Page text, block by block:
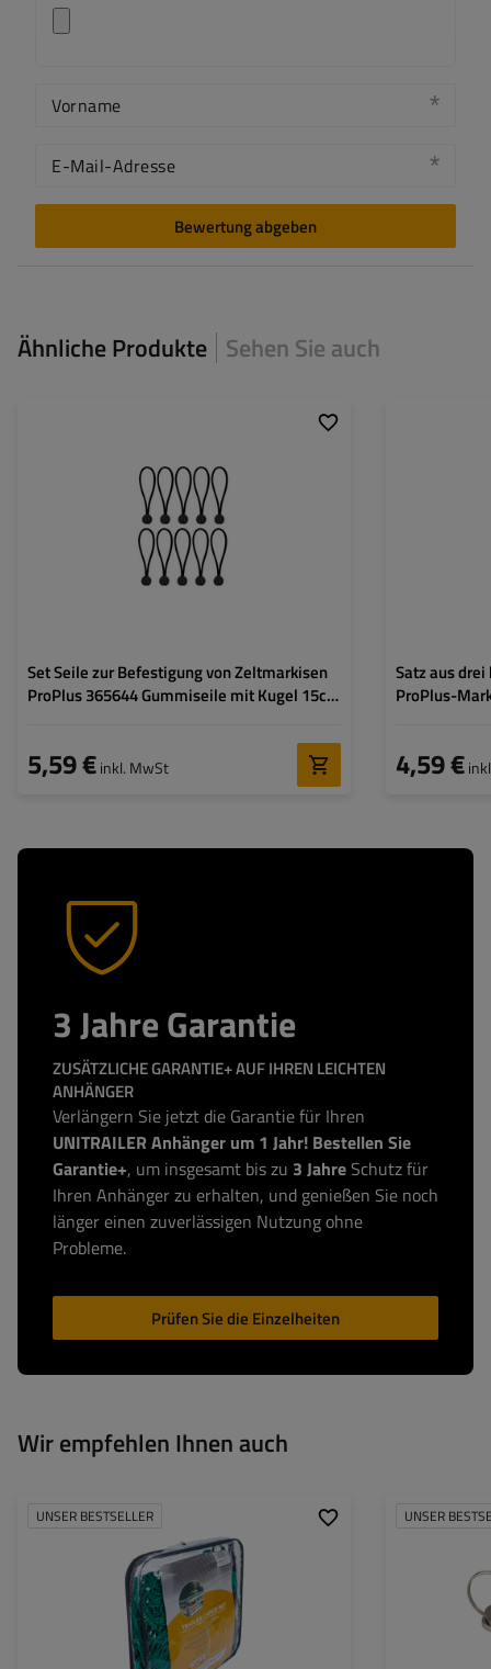
Vorname
E-Mail-Adresse
Bewertung abgeben
Ähnliche Produkte Sehen Sie auch
Set Seile zur Befestigung von Zeltmarkisen
ProPlus 365644 Gummiseile mit Kugel 15cm
5,59 €inkl. MwSt
Satz aus
ProPlus-
4,59 €
3 Jahre Garantie
ZUSÄTZLICHE GARANTIE+ AUF IHREN LEICHTEN
ANHÄNGER
Verlängern Sie jetzt die Garantie für Ihren
UNITRAILER Anhänger um 1 Jahr! Bestellen Sie
Garantie+, um insgesamt bis zu 3 Jahre Schutz für
Ihren Anhänger zu erhalten, und genießen Sie noch
länger einen zuverlässigen Nutzung ohne
Probleme.
Prüfen Sie die Einzelheiten
Wir empfehlen Ihnen auch
UNSER BESTSELLER
1500x2500 mm
45x45 mm
Randkordeldurchmesser:
6 mm
UNSER